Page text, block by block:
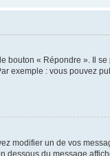
bouton « Répondre ». Il
exemple : vous pouvez
modifier un de vos
dessous du message